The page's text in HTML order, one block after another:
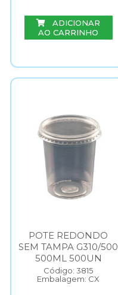
ADICIONAR
AO CARRINHO
POTE REDONDO
SEM TAMPA G310/500
500ML 500UN
Código: 3815
Embalagem: CX